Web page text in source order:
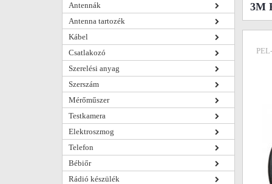
Antennák
Antenna tartozék
Kábel
Csatlakozó
Szerelési anyag
Szerszám
Mérőműszer
Testkamera
Elektroszmog
Telefon
Bébiőr
Rádió készülék
3M